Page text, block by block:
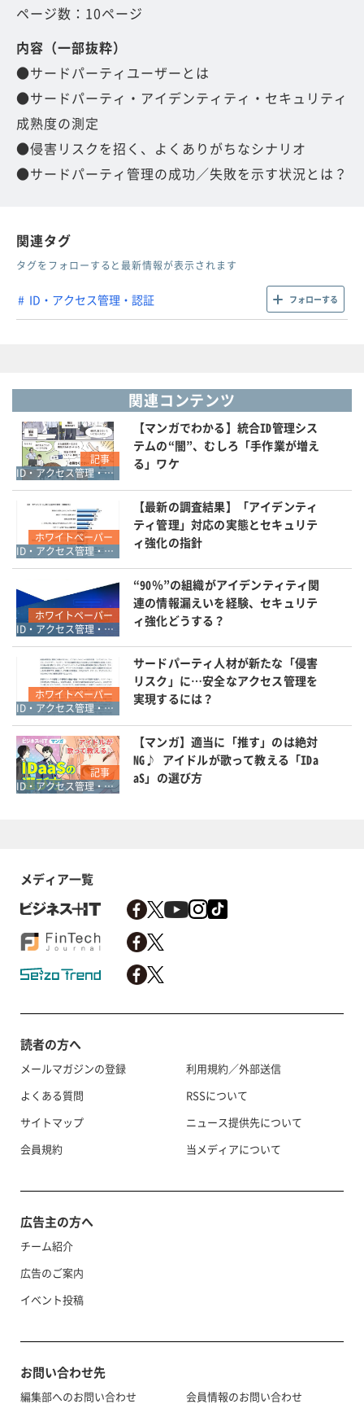
ページ数：10ページ
内容（一部抜粋）
●サードパーティユーザーとは
●サードパーティ・アイデンティティ・セキュリティ
成熟度の測定
●侵害リスクを招く、よくありがちなシナリオ
●サードパーティ管理の成功／失敗を示す状況とは？
関連タグ
タグをフォローすると最新情報が表示されます
ID・アクセス管理・認証 フォローする
関連コンテンツ
記事
ID・アクセス管理・認証
【マンガでわかる】統合ID管理シス
テムの“闇”、むしろ「手作業が増え
る」ワケ
ホワイトペーパー
ID・アクセス管理・認証
【最新の調査結果】「アイデンティ
ティ管理」対応の実態とセキュリテ
ィ強化の指針
ホワイトペーパー
ID・アクセス管理・認証
“90％”の組織がアイデンティティ関
連の情報漏えいを経験、セキュリテ
ィ強化どうする？
ホワイトペーパー
ID・アクセス管理・認証
サードパーティ人材が新たな「侵害
リスク」に…安全なアクセス管理を
実現するには？
記事
ID・アクセス管理・認証
【マンガ】適当に「推す」のは絶対
NG♪ アイドルが歌って教える「IDa
aS」の選び方
メディア一覧
読者の方へ
メールマガジンの登録
よくある質問
サイトマップ
会員規約
利用規約／外部送信
RSSについて
ニュース提供先について
当メディアについて
広告主の方へ
チーム紹介
広告のご案内
イベント投稿
お問い合わせ先
編集部へのお問い合わせ 会員情報のお問い合わせ